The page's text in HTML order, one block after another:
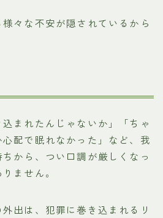
々な不安が隠されているから
込まれたんじゃないか」「ちゃ
配で眠れなかった」など、我
から、つい口調が厳しくなっ
ません。
出は、犯罪に巻き込まれるリ